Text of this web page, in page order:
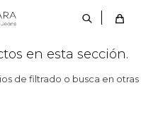
en esta sección.
de filtrado o busca en otras